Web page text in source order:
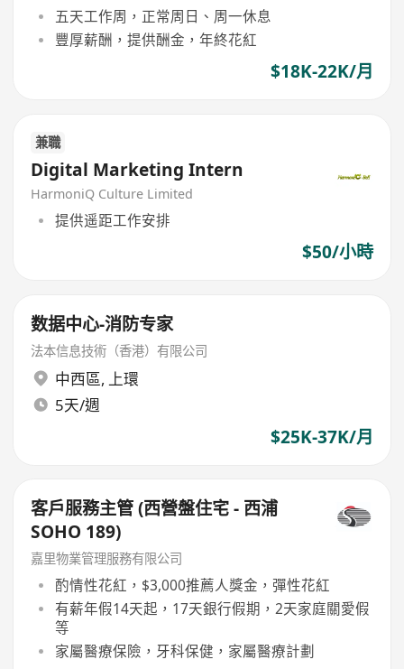
五天工作周，正常周日、周一休息
豐厚薪酬，提供酬金，年終花紅
$18K-22K/月
兼職
Digital Marketing Intern
HarmoniQ Culture Limited
提供遥距工作安排
$50/小時
数据中心-消防专家
法本信息技術（香港）有限公司
中西區, 上環
5天/週
$25K-37K/月
客戶服務主管 (西營盤住宅 - 西浦
SOHO 189)
嘉里物業管理服務有限公司
酌情性花紅，$3,000推薦人獎金，彈性花紅
有薪年假14天起，17天銀行假期，2天家庭關愛假
等
家屬醫療保險，牙科保健，家屬醫療計劃